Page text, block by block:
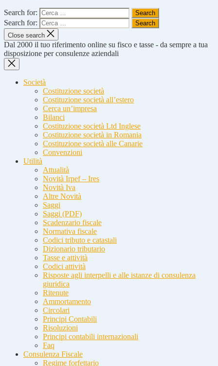
Search for:
Search for:
Close search
Dal 2000 il tuo riferimento online su fisco e tasse - da sempre a tua
disposizione per consulenze aziendali
Società
Costituzione società
Costituzione società all’estero
Cerca un’impresa
Bilanci
Costituzione società Ltd Inglese
Costituzione società in Romania
Costituzione società alle Canarie
Convenzioni
Utilità
Attualità
Novità Irpef – Ires
Novità Iva
Altre Novità
Saggi
Saggi (PDF)
Scadenzario fiscale
Normativa fiscale
Codici tributo e catastali
Dizionario tributario
Tasse e attività
Codici attività
Risposte agli interpelli e alle istanze di consulenza
giuridica
Ritenute
Ammortamento
Circolari
Principi Contabili
Risoluzioni
Principi contabili internazionali
Faq
Consulenza Fiscale
Regime forfettario